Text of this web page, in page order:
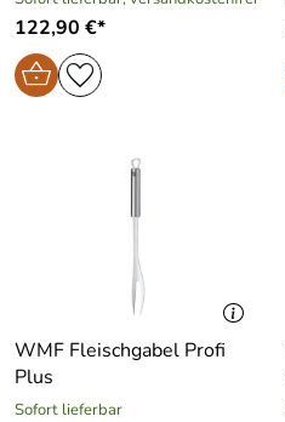
122,90 €*
WMF Fleischgabel Profi
Plus
Sofort lieferbar